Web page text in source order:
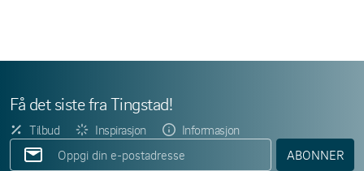
Få det siste fra Tingstad!
Tilbud Inspirasjon
Informasjon
ABONNER